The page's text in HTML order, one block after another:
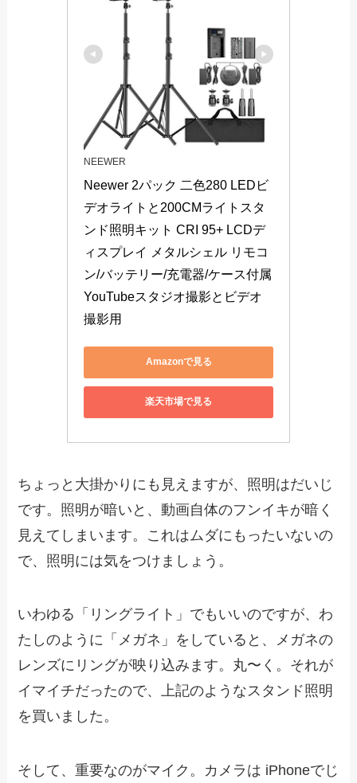
NEEWER
Neewer 2パック 二色280 LEDビ
デオライトと200CMライトスタ
ンド照明キット CRI 95+ LCDデ
ィスプレイ メタルシェル リモコ
ン/バッテリー/充電器/ケース付属
YouTubeスタジオ撮影とビデオ
撮影用
Amazonで見る
楽天市場で見る
ちょっと大掛かりにも見えますが、照明はだいじ
です。照明が暗いと、動画自体のフンイキが暗く
見えてしまいます。これはムダにもったいないの
で、照明には気をつけましょう。
いわゆる「リングライト」でもいいのですが、わ
たしのように「メガネ」をしていると、メガネの
レンズにリングが映り込みます。丸〜く。それが
イマイチだったので、上記のようなスタンド照明
を買いました。
そして、重要なのがマイク。カメラは iPhoneでじ